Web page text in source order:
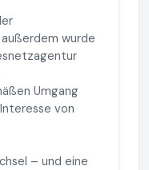
wurde
Umgang
von
– und eine